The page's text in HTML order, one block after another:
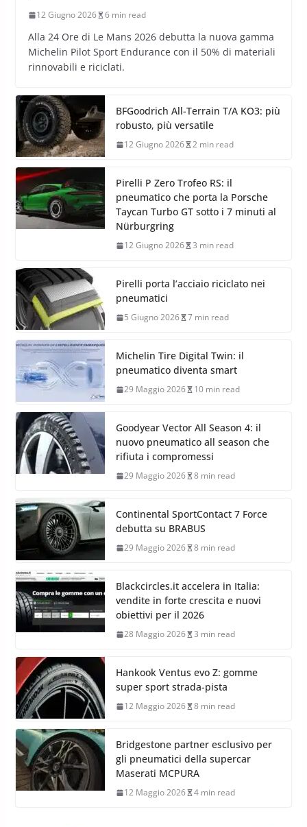
12 Giugno 2026 6 min read
Alla 24 Ore di Le Mans 2026 debutta la nuova gamma
Michelin Pilot Sport Endurance con il 50% di materiali
rinnovabili e riciclati.
BFGoodrich All-Terrain T/A KO3: più
robusto, più versatile
12 Giugno 2026 2 min read
Pirelli P Zero Trofeo RS: il
pneumatico che porta la Porsche
Taycan Turbo GT sotto i 7 minuti al
Nürburgring
12 Giugno 2026 3 min read
Pirelli porta l’acciaio riciclato nei
pneumatici
5 Giugno 2026 7 min read
Michelin Tire Digital Twin: il
pneumatico diventa smart
29 Maggio 2026 10 min read
Goodyear Vector All Season 4: il
nuovo pneumatico all season che
rifiuta i compromessi
29 Maggio 2026 8 min read
Continental SportContact 7 Force
debutta su BRABUS
29 Maggio 2026 8 min read
Blackcircles.it accelera in Italia:
vendite in forte crescita e nuovi
obiettivi per il 2026
28 Maggio 2026 3 min read
Hankook Ventus evo Z: gomme
super sport strada-pista
12 Maggio 2026 8 min read
Bridgestone partner esclusivo per
gli pneumatici della supercar
Maserati MCPURA
12 Maggio 2026 4 min read